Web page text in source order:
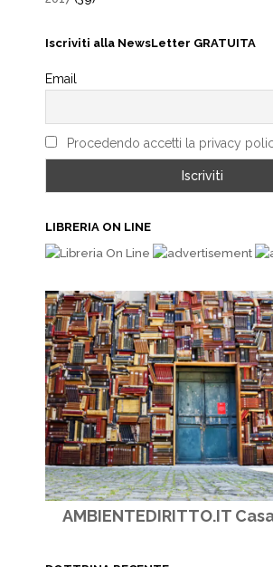
Iscriviti alla NewsLetter GRATUITA
Email
Procedendo accetti la privacy
LIBRERIA ON LINE
AMBIENTEDIRITTO.IT